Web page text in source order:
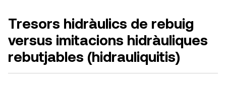
Tresors hidràulics de rebuig
versus imitacions hidràuliques
rebutjables (hidrauliquitis)